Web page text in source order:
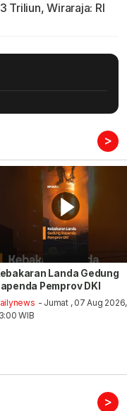
Triliun, Wiraraja: RI
>
Landa Gedung
Pemprov DKI
- Jumat , 07 Aug 2026,
WIB
>